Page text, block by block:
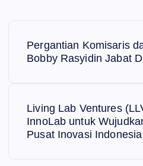
Pergantian Komisaris
Bobby Rasyidin Jabat
Living Lab Ventures
InnoLab untuk
Pusat Inovasi Indonesia